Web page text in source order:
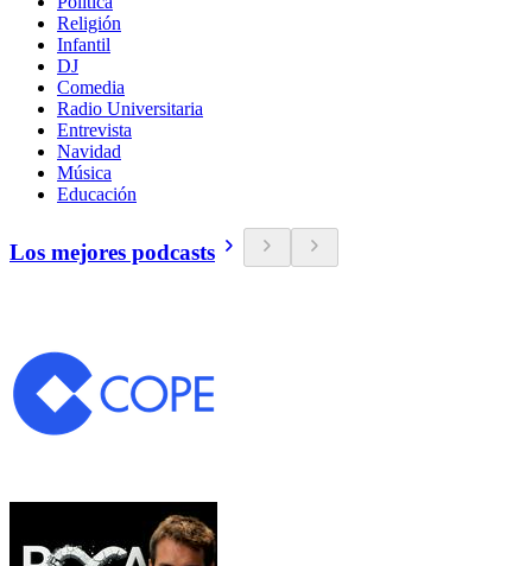
Religión
Infantil
DJ
Comedia
Radio Universitaria
Entrevista
Navidad
Música
Educación
Los mejores podcasts